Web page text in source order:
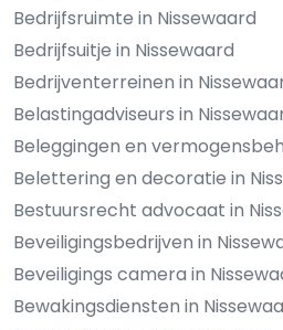
Bedrijfsruimte in Nissewaard
Bedrijfsuitje in Nissewaard
Bedrijventerreinen in
Belastingadviseurs in
Beleggingen en
Belettering en decoratie in
Bestuursrecht advocaat in
Beveiligingsbedrijven in
Beveiligings camera in
Bewakingsdiensten in